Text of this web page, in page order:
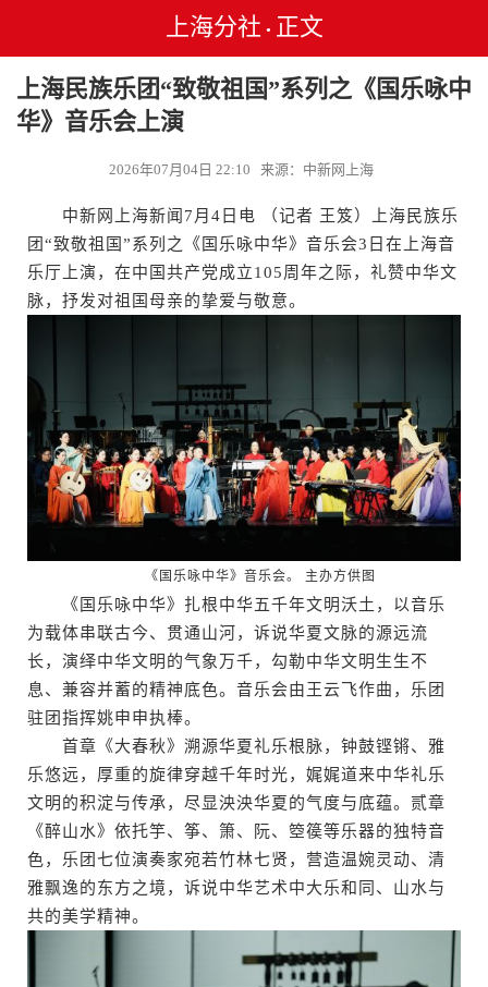
上海分社 • 正文
上海民族乐团“致敬祖国”系列之《国乐咏中
华》音乐会上演
2026年07月04日 22:10 来源：中新网上海
中新网上海新闻7月4日电 （记者 王笈）上海民族乐
团“致敬祖国”系列之《国乐咏中华》音乐会3日在上海音
乐厅上演，在中国共产党成立105周年之际，礼赞中华文
脉，抒发对祖国母亲的挚爱与敬意。
《国乐咏中华》音乐会。 主办方供图
《国乐咏中华》扎根中华五千年文明沃土，以音乐
为载体串联古今、贯通山河，诉说华夏文脉的源远流
长，演绎中华文明的气象万千，勾勒中华文明生生不
息、兼容并蓄的精神底色。音乐会由王云飞作曲，乐团
驻团指挥姚申申执棒。
首章《大春秋》溯源华夏礼乐根脉，钟鼓铿锵、雅
乐悠远，厚重的旋律穿越千年时光，娓娓道来中华礼乐
文明的积淀与传承，尽显泱泱华夏的气度与底蕴。贰章
《醉山水》依托竽、筝、箫、阮、箜篌等乐器的独特音
色，乐团七位演奏家宛若竹林七贤，营造温婉灵动、清
雅飘逸的东方之境，诉说中华艺术中大乐和同、山水与
共的美学精神。